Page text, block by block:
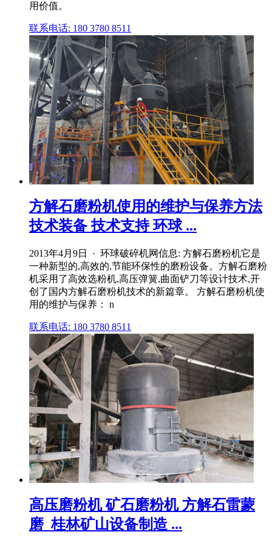
用价值。
联系电话: 180 3780 8511
方解石磨粉机使用的维护与保养方法
技术装备 技术支持 环球 ...
2013年4月9日 · 环球破碎机网信息: 方解石磨粉机它是
一种新型的,高效的,节能环保性的磨粉设备。方解石磨粉
机采用了高效选粉机,高压弹簧,曲面铲刀等设计技术,开
创了国内方解石磨粉机技术的新篇章。 方解石磨粉机使
用的维护与保养： n
联系电话: 180 3780 8511
高压磨粉机 矿石磨粉机 方解石雷蒙
磨_桂林矿山设备制造 ...